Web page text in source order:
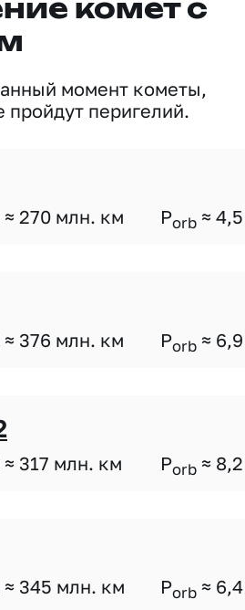
комет с
момент кометы,
пройдут перигелий.
≈ 270 млн. км Porb ≈ 4,5
≈ 376 млн. км Porb ≈ 6,9
≈ 317 млн. км Porb ≈ 8,2
≈ 345 млн. км Porb ≈ 6,4